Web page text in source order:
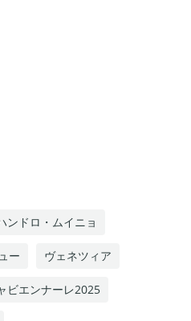
ンドロ・ムイニョ
ー ヴェネツィア
ビエンナーレ2025